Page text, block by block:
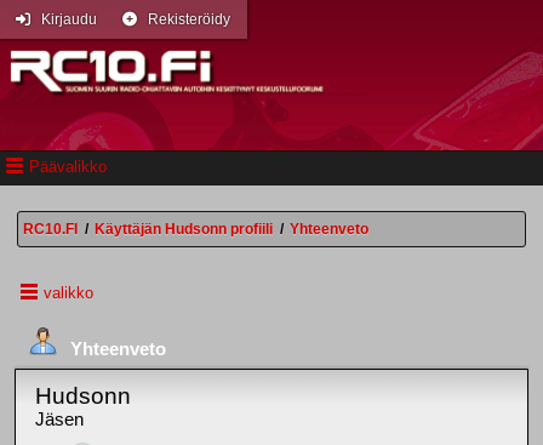
Päävalikko
Kirjaudu Rekisteröidy
RC10.FI / Käyttäjän Hudsonn profiili / Yhteenveto
valikko
Yhteenveto
Hudsonn
Jäsen